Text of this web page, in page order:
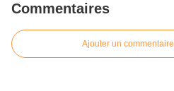
Commentaires
Ajouter un commentaire